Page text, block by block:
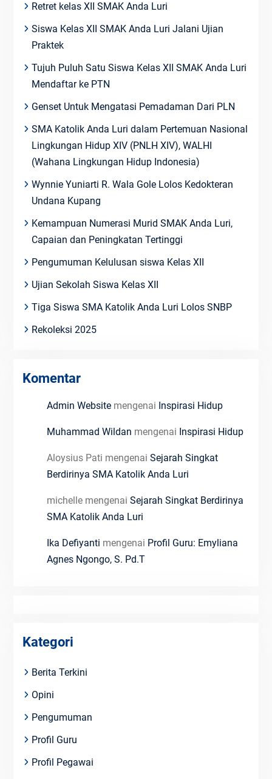
Retret kelas XII SMAK Anda Luri
Siswa Kelas XII SMAK Anda Luri Jalani Ujian
Praktek
Tujuh Puluh Satu Siswa Kelas XII SMAK Anda Luri
Mendaftar ke PTN
Genset Untuk Mengatasi Pemadaman Dari PLN
SMA Katolik Anda Luri dalam Pertemuan Nasional
Lingkungan Hidup XIV (PNLH XIV), WALHI
(Wahana Lingkungan Hidup Indonesia)
Wynnie Yuniarti R. Wala Gole Lolos Kedokteran
Undana Kupang
Kemampuan Numerasi Murid SMAK Anda Luri,
Capaian dan Peningkatan Tertinggi
Pengumuman Kelulusan siswa Kelas XII
Ujian Sekolah Siswa Kelas XII
Tiga Siswa SMA Katolik Anda Luri Lolos SNBP
Rekoleksi 2025
Komentar
Admin Websitemengenai Inspirasi Hidup
Muhammad Wildan mengenai Inspirasi Hidup
Aloysius Pati mengenai Sejarah Singkat
Berdirinya SMA Katolik Anda Luri
michellemengenai Sejarah Singkat Berdirinya
SMA Katolik Anda Luri
Ika Defiyanti mengenai Profil Guru: Emyliana
Agnes Ngongo, S. Pd.T
Kategori
Berita Terkini
Opini
Pengumuman
Profil Guru
Profil Pegawai